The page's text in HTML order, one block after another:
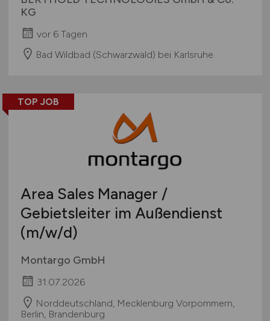
KG
vor 6 Tagen
Bad Wildbad (Schwarzwald) bei Karlsruhe
TOP JOB
Area Sales Manager /
Gebietsleiter im Außendienst
(m/w/d)
Montargo GmbH
31.07.2026
Norddeutschland, Mecklenburg Vorpommern,
Berlin, Brandenburg